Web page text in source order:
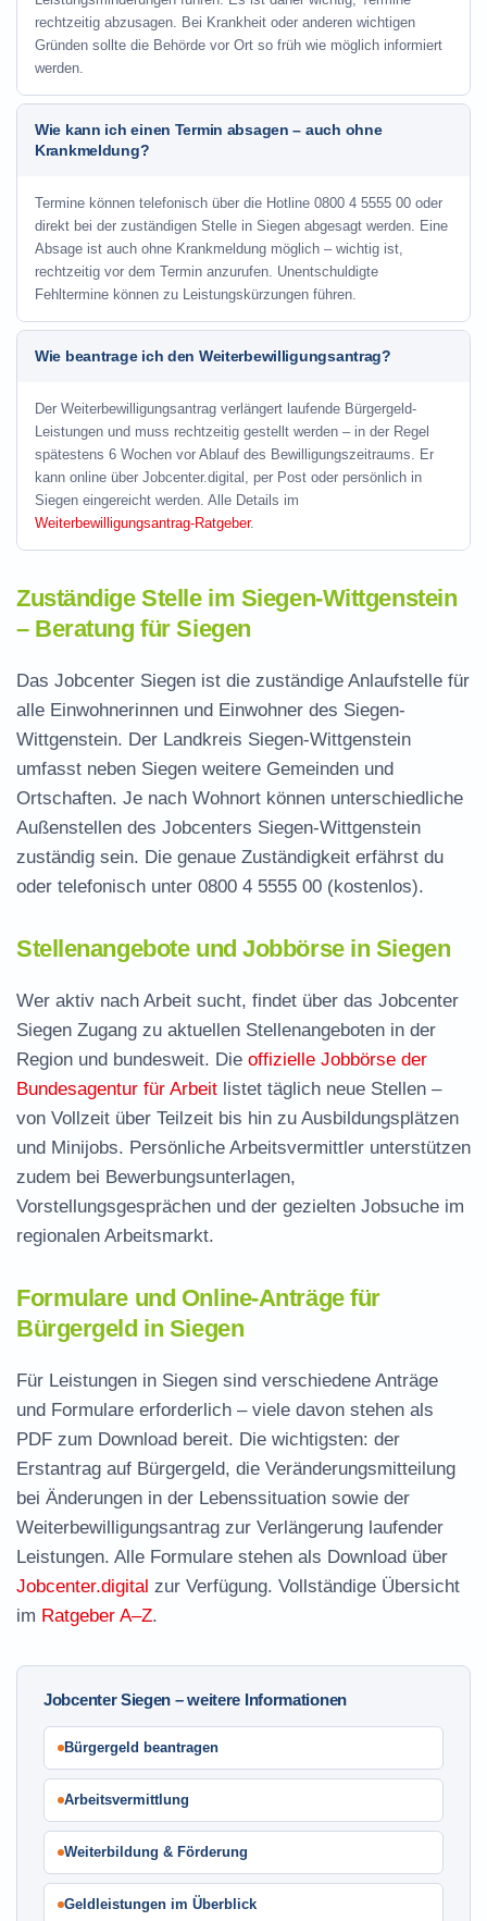
rechtzeitig abzusagen. Bei Krankheit oder anderen wichtigen
Gründen sollte die Behörde vor Ort so früh wie möglich informiert
werden.
Wie kann ich einen Termin absagen – auch ohne
Krankmeldung?
Termine können telefonisch über die Hotline 0800 4 5555 00 oder
direkt bei der zuständigen Stelle in Siegen abgesagt werden. Eine
Absage ist auch ohne Krankmeldung möglich – wichtig ist,
rechtzeitig vor dem Termin anzurufen. Unentschuldigte
Fehltermine können zu Leistungskürzungen führen.
Wie beantrage ich den Weiterbewilligungsantrag?
Der Weiterbewilligungsantrag verlängert laufende Bürgergeld-
Leistungen und muss rechtzeitig gestellt werden – in der Regel
spätestens 6 Wochen vor Ablauf des Bewilligungszeitraums. Er
kann online über Jobcenter.digital, per Post oder persönlich in
Siegen eingereicht werden. Alle Details im
Weiterbewilligungsantrag-Ratgeber.
Zuständige Stelle im Siegen-Wittgenstein
– Beratung für Siegen
Das Jobcenter Siegen ist die zuständige Anlaufstelle für
alle Einwohnerinnen und Einwohner des Siegen-
Wittgenstein. Der Landkreis Siegen-Wittgenstein
umfasst neben Siegen weitere Gemeinden und
Ortschaften. Je nach Wohnort können unterschiedliche
Außenstellen des Jobcenters Siegen-Wittgenstein
zuständig sein. Die genaue Zuständigkeit erfährst du
oder telefonisch unter 0800 4 5555 00 (kostenlos).
Stellenangebote und Jobbörse in Siegen
Wer aktiv nach Arbeit sucht, findet über das Jobcenter
Siegen Zugang zu aktuellen Stellenangeboten in der
Region und bundesweit. Die offizielle Jobbörse der
Bundesagentur für Arbeit listet täglich neue Stellen –
von Vollzeit über Teilzeit bis hin zu Ausbildungsplätzen
und Minijobs. Persönliche Arbeitsvermittler unterstützen
zudem bei Bewerbungsunterlagen,
Vorstellungsgesprächen und der gezielten Jobsuche im
regionalen Arbeitsmarkt.
Formulare und Online-Anträge für
Bürgergeld in Siegen
Für Leistungen in Siegen sind verschiedene Anträge
und Formulare erforderlich – viele davon stehen als
PDF zum Download bereit. Die wichtigsten: der
Erstantrag auf Bürgergeld, die Veränderungsmitteilung
bei Änderungen in der Lebenssituation sowie der
Weiterbewilligungsantrag zur Verlängerung laufender
Leistungen. Alle Formulare stehen als Download über
Jobcenter.digital zur Verfügung. Vollständige Übersicht
im Ratgeber A–Z.
Jobcenter Siegen – weitere Informationen
Bürgergeld beantragen
Arbeitsvermittlung
Weiterbildung & Förderung
Geldleistungen im Überblick